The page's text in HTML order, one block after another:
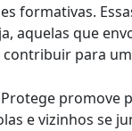
formativas.
aquelas que
para
promove
e vizinhos se